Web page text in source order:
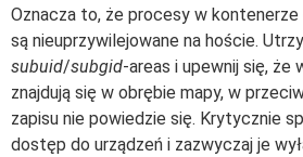
Oznacza to, że procesy w kontenerze
są nieuprzywilejowane na hoście.
subuid/subgid-areas i upewnij się, że
znajdują się w obrębie mapy, w
zapisu nie powiedzie się. Krytycznie
dostęp do urządzeń i zazwyczaj je